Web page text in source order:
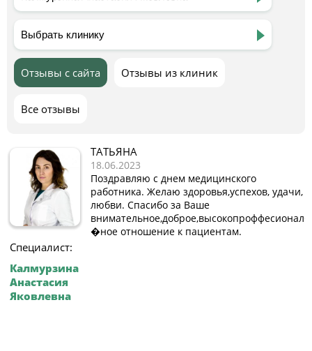
Отзывы с сайта Отзывы из клиник
Все отзывы
Специалист:
Калмурзина
Анастасия
Яковлевна
ТАТЬЯНА
18.06.2023
Поздравляю с днем медицинского
работника. Желаю здоровья,успехов, удачи,
любви. Спасибо за Ваше
�ное отношение к пациентам.